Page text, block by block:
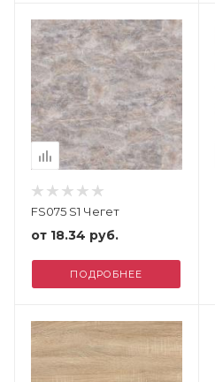
FS075 S1 Чегет
от 18.34 руб.
ПОДРОБНЕЕ